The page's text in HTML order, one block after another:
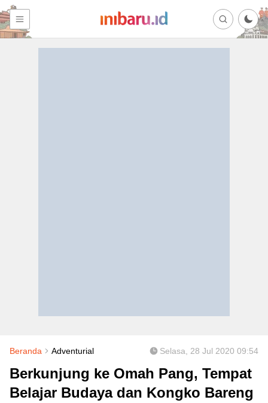
Beranda Adventurial Selasa, 28 Jul 2020 09:54
Berkunjung ke Omah Pang, Tempat
Belajar Budaya dan Kongko Bareng